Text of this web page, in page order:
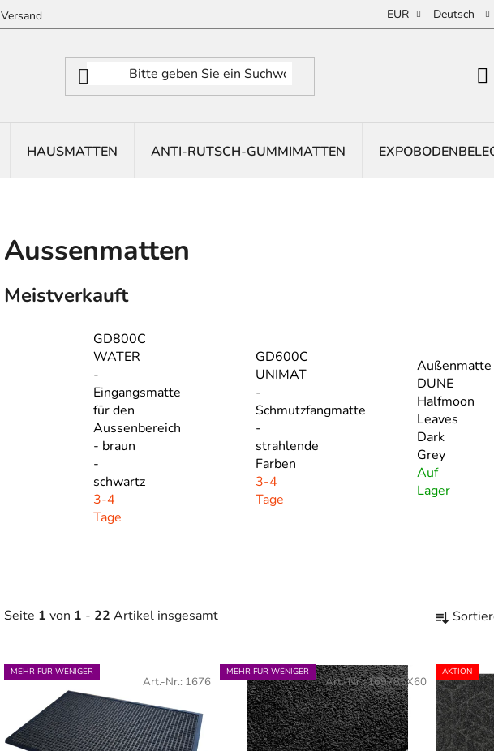
Versand EUR Deutsch
HAUSMATTEN ANTI-RUTSCH-GUMMIMATTEN
Aussenmatten
Meistverkauft
GD800C
WATER
-
Eingangsmatte
für den
Aussenbereich
- braun
-
schwartz
3-4
Tage
GD600C
UNIMAT
-
Schmutzfangmatte
-
strahlende
Farben
3-4
Tage
Außenmatte
DUNE
Halfmoon
Leaves
Dark
Grey
Auf
Lager
Seite 1 von 1 - 22 Artikel insgesamt
r
d
u
k
t
L
i
t
MEHR FÜR WENIGER
Art.-Nr.: 1676
MEHR FÜR WENIGER
Art.-Nr.:169785X60
AKTION